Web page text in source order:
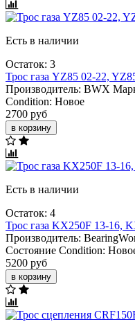
Есть в наличии
Остаток: 3
Трос газа YZ85 02-22,
Производитель: BWX
Condition: Новое
2700 руб
в корзину
Есть в наличии
Остаток: 4
Трос газа KX250F 13-16,
Производитель:
Состояние Condition:
5200 руб
в корзину